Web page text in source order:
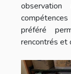
préféré
rencontrés et